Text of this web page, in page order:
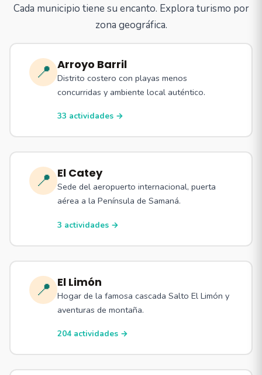
Cada municipio tiene su encanto. Explora turismo por
zona geográfica.
📍 Arroyo Barril
Distrito costero con playas menos
concurridas y ambiente local auténtico.
33 actividades →
📍 El Catey
Sede del aeropuerto internacional, puerta
aérea a la Península de Samaná.
3 actividades →
📍 El Limón
Hogar de la famosa cascada Salto El Limón y
aventuras de montaña.
204 actividades →